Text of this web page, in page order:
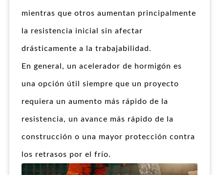
mientras que otros aumentan principalmente
la resistencia inicial sin afectar
drásticamente a la trabajabilidad.
En general, un acelerador de hormigón es
una opción útil siempre que un proyecto
requiera un aumento más rápido de la
resistencia, un avance más rápido de la
construcción o una mayor protección contra
los retrasos por el frío.